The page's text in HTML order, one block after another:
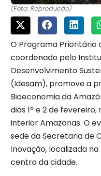
(Foto: Reprodução)
O Programa Prioritário
coordenado pelo
Desenvolvimento
(Idesam), promove a
Bioeconomia da
dias 1º e 2 de
interior Amazonas. O
sede da Secretaria de
Inovação, localizada na
centro da cidade.